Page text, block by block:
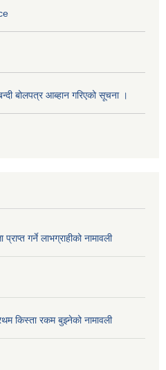
बोलपत्र आब्हान गरिएको सूचना ।
गर्ने लाभग्राहीको नामावली
किस्ता रकम बुझ्नेको नामावली